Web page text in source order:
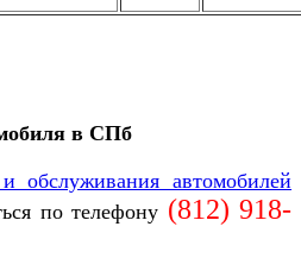
в СПб
обслуживания автомобилей
по телефону (812) 918-